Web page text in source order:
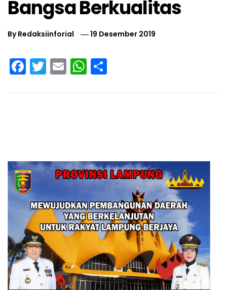
Bangsa Berkualitas
ByRedaksiinforial 19 Desember 2019
Facebook
Twitter
EmailWhatsApp